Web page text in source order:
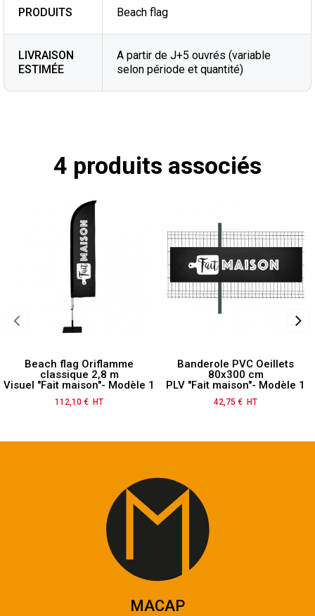
PRODUITS Beach flag
LIVRAISON
ESTIMÉE
A partir de J+5 ouvrés (variable
selon période et quantité)
4 produits associés
Beach flag Oriflamme
classique 2,8 m
Visuel "Fait maison"- Modèle 1
Prix
112,10 € HT
Banderole PVC Oeillets
80x300 cm
PLV "Fait maison"- Modèle 1
Prix
42,75 € HT
MACAP